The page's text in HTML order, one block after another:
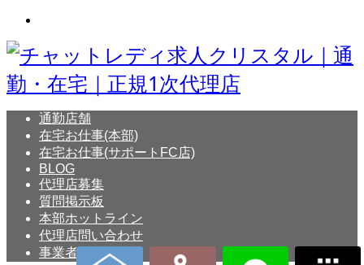
通勤店舗
在宅お仕事(本部)
在宅お仕事(サポートFC店)
BLOG
代理店募集
質問掲示板
本部ホットライン
代理店問い合わせ
事業者概要